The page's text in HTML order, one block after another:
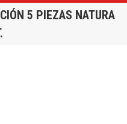
5 PIEZAS NATURA